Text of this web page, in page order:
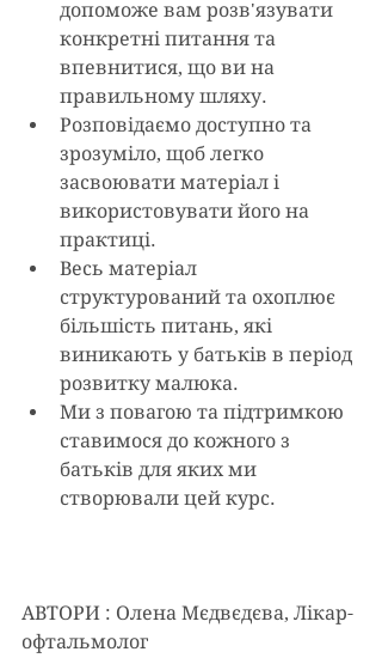
допоможе вам розв'язувати
конкретні питання та
впевнитися, що ви на
правильному шляху.
Розповідаємо доступно та
зрозуміло, щоб легко
засвоювати матеріал і
використовувати його на
практиці.
Весь матеріал
структурований та охоплює
більшість питань, які
виникають у батьків в період
розвитку малюка.
Ми з повагою та підтримкою
ставимося до кожного з
батьків для яких ми
створювали цей курс.
АВТОРИ : Олена Мєдвєдєва, Лікар-
офтальмолог